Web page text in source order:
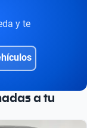
y te
a tu